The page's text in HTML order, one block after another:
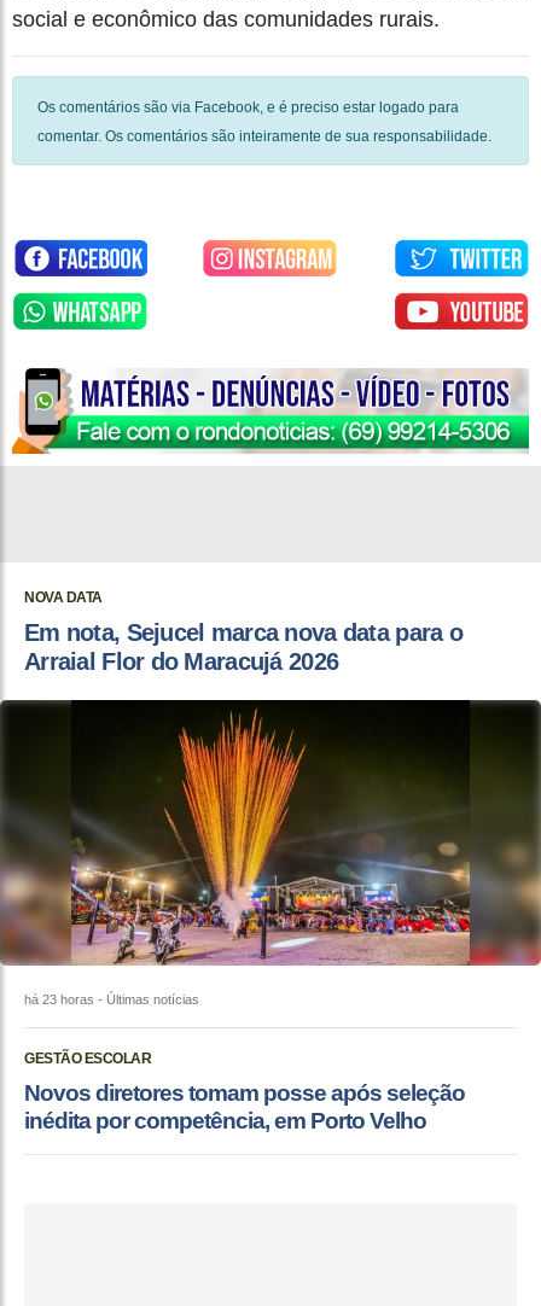
social e econômico das comunidades rurais.
Os comentários são via Facebook, e é preciso estar logado para
comentar. Os comentários são inteiramente de sua responsabilidade.
NOVA DATA
Em nota, Sejucel marca nova data para o
Arraial Flor do Maracujá 2026
há 23 horas - Últimas notícias
GESTÃO ESCOLAR
Novos diretores tomam posse após seleção
inédita por competência, em Porto Velho